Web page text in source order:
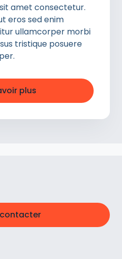
amet consectetur.
eros sed enim
ullamcorper morbi
tristique posuere
plus